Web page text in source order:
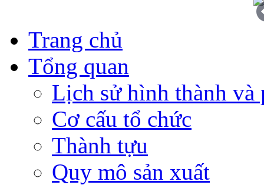
Trang chủ
Tổng quan
Lịch sử hình thành và
Cơ cấu tổ chức
Thành tựu
Quy mô sản xuất